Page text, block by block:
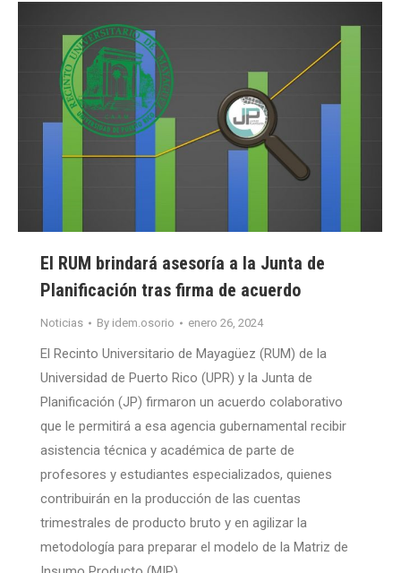
El RUM brindará asesoría a la Junta de
Planificación tras firma de acuerdo
Noticias By idem.osorio enero 26, 2024
El Recinto Universitario de Mayagüez (RUM) de la
Universidad de Puerto Rico (UPR) y la Junta de
Planificación (JP) firmaron un acuerdo colaborativo
que le permitirá a esa agencia gubernamental recibir
asistencia técnica y académica de parte de
profesores y estudiantes especializados, quienes
contribuirán en la producción de las cuentas
trimestrales de producto bruto y en agilizar la
metodología para preparar el modelo de la Matriz de